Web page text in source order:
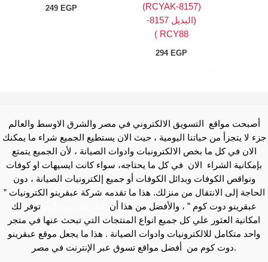
(8157-RCYAK)
(البديل 8157-
RCY88 )
294EGP
249 EGP
أصبحت مواقع التسويق الالكتروني في مصر والشرق الاوسط والعالم
جزء لا يتجزأ من حياتنا اليومية ، حيث الان يستطيع الجميع شراء ما يمكنك
الان في كل ما بخص الالكترونبات وادوات الصيانة ، لأن الجميع يتمتع
بإمكانية الشراء الان في كل ما يحتاجه، سواء كانت ايسيهات او كوفات
ونواقص الكوفات وبدائل الكوفات أو جميع إلكترونيات الصيانة ، دون
الحاجة إلى الانتقال من منزلك. هذا ما تقدمه شركة عبقرينو الكترونيات ”
عبقرينو دوت كوم ” ، والأفضل من هذا أن
توفر لك
امكانية العثور علي كل جميع انواع المنتجات التي تبحث عنها في متجر
واحد متكامل للالكترونيات وادوات الصيانة . هذا ما يجعل موقع عبقرينو
دوت كوم من أفضل مواقع تسوق عبر الإنترنت في مصر.